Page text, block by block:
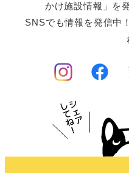
かけ施設情報」を
SNSでも情報を発信中